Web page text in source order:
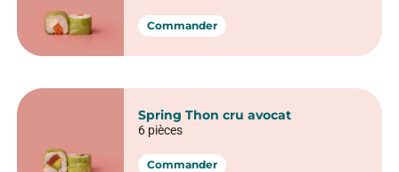
Commander
Spring Thon cru avocat
6 pièces
Commander